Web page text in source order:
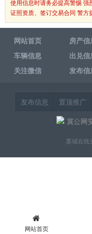
使用信息时请务必提高警惕
证照资质、签订交易合同 警方
网站首页 房产信
车辆信息
出兑信
关注微信
发布信
发布信息 置顶推广
冀公网
藁城在线
网站首页